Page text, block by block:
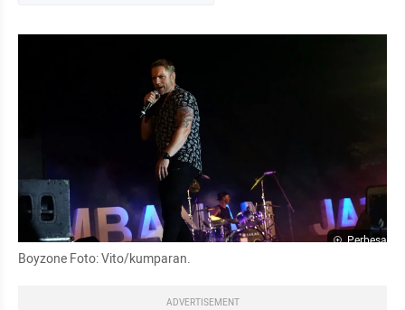
Perbesar
Boyzone Foto: Vito/kumparan.
ADVERTISEMENT